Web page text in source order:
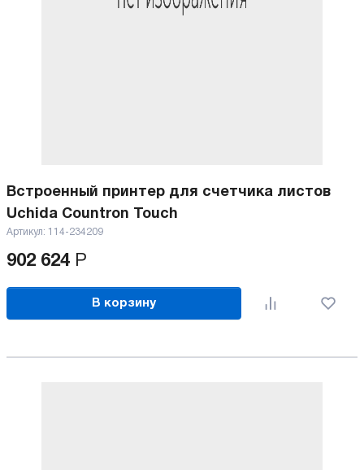
Встроенный принтер для счетчика листов
Uchida Countron Touch
Артикул: 114-234209
902 624 Р
В корзину